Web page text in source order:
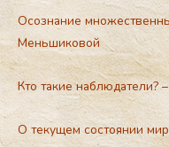
Осознание
Меньшиковой
Кто такие
О текущем состоянии